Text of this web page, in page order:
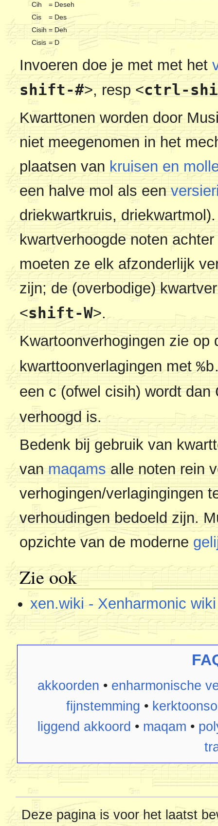
Cih
= Deseh
Cis
= Des
Cisih = Deh
Cisis = D
Invoeren doe je met met het
shift-#>, resp <ctrl-
Kwarttonen worden door
niet meegenomen in het
plaatsen van kruisen en
een halve mol als een
driekwartkruis,
kwartverhoogde noten
moeten ze elk afzonderlijk
zijn; de (overbodige)
<shift-W>.
Kwartoonverhogingen zie op
kwarttoonverlagingen met%b
een c (ofwel cisih) wordt dan
verhoogd is.
Bedenk bij gebruik van
vanmaqams alle noten rein
verhogingen/verlagingingen
verhoudingen bedoeld zijn.
opzichte van de moderne
Zie ook
xen.wiki - Xenharmonic
akkoorden • enharmonische
fijnstemming •
liggend akkoord • maqam •
Deze pagina is voor het laatst